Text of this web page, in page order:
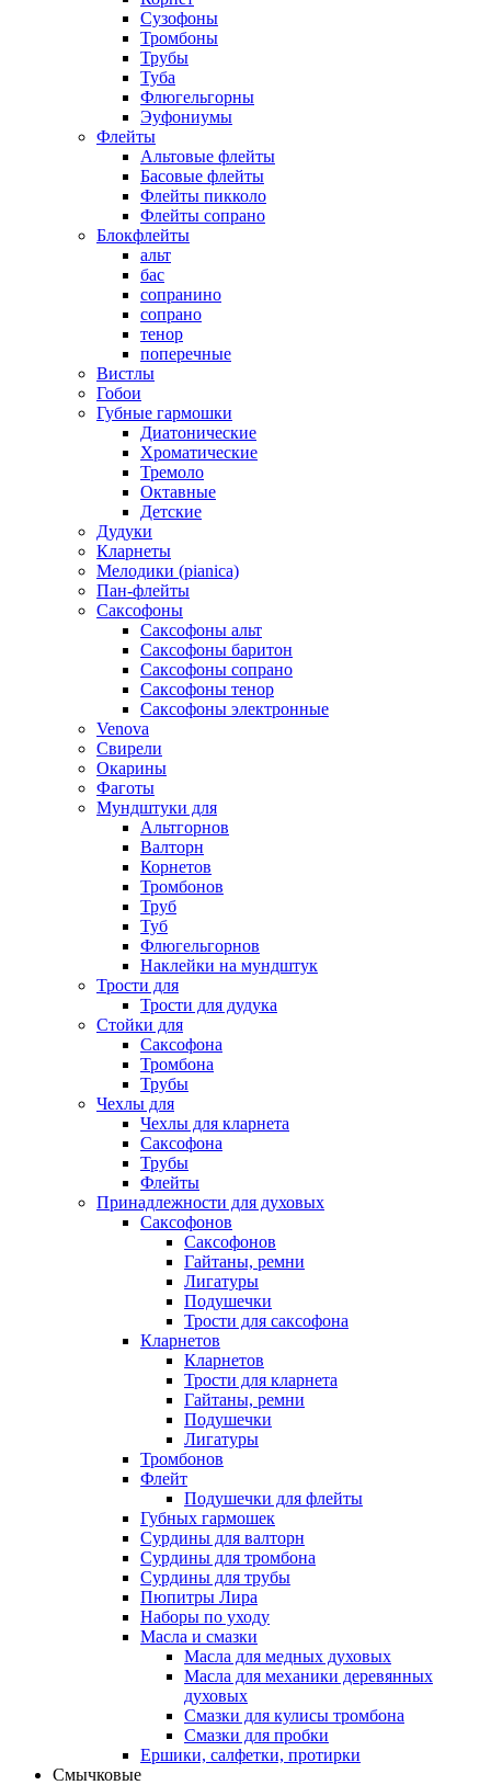
Сузофоны
Тромбоны
Трубы
Туба
Флюгельгорны
Эуфониумы
Флейты
Альтовые флейты
Басовые флейты
Флейты пикколо
Флейты сопрано
Блокфлейты
альт
бас
сопранино
сопрано
тенор
поперечные
Вистлы
Гобои
Губные гармошки
Диатонические
Хроматические
Тремоло
Октавные
Детские
Дудуки
Кларнеты
Мелодики (pianica)
Пан-флейты
Саксофоны
Саксофоны альт
Саксофоны баритон
Саксофоны сопрано
Саксофоны тенор
Саксофоны электронные
Venova
Свирели
Окарины
Фаготы
Мундштуки для
Альтгорнов
Валторн
Корнетов
Тромбонов
Труб
Туб
Флюгельгорнов
Наклейки на мундштук
Трости для
Трости для дудука
Стойки для
Саксофона
Тромбона
Трубы
Чехлы для
Чехлы для кларнета
Саксофона
Трубы
Флейты
Принадлежности для духовых
Саксофонов
Саксофонов
Гайтаны, ремни
Лигатуры
Подушечки
Трости для саксофона
Кларнетов
Кларнетов
Трости для кларнета
Гайтаны, ремни
Подушечки
Лигатуры
Тромбонов
Флейт
Подушечки для флейты
Губных гармошек
Сурдины для валторн
Сурдины для тромбона
Сурдины для трубы
Пюпитры Лира
Наборы по уходу
Масла и смазки
Масла для медных духовых
Масла для механики деревянных
духовых
Смазки для кулисы тромбона
Смазки для пробки
Ершики, салфетки, протирки
Смычковые